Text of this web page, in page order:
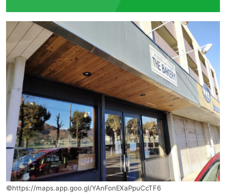
©https://maps.app.goo.gl/YAnFonEXaPpuCcTF6